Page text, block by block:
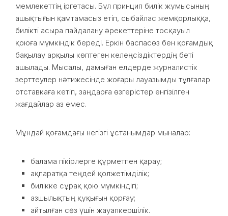
мемлекеттің іргетасы. Бұл принцип билік жұмысының
ашықтығын қамтамасыз етіп, сыбайлас жемқорлыққа,
билікті асыра пайдалану әрекеттеріне тосқауыл
қоюға мүмкіндік береді. Еркін баспасөз бен қоғамдық
бақылау арқылы көптеген келеңсіздіктердің беті
ашылады. Мысалы, дамыған елдерде журналистік
зерттеулер нәтижесінде жоғары лауазымды тұлғалар
отставкаға кетіп, заңдарға өзгерістер енгізілген
жағдайлар аз емес.
Мұндай қоғамдағы негізгі ұстанымдар мыналар:
балама пікірлерге құрметпен қарау;
ақпаратқа теңдей қолжетімділік;
билікке сұрақ қою мүмкіндігі;
азшылықтың құқығын қорғау;
айтылған сөз үшін жауапкершілік.